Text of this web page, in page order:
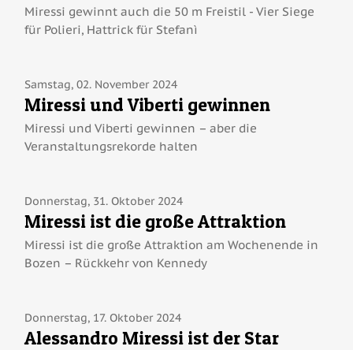
PHOTO
KONTAKT
EINSCHREIBUNG
Miressi gewinnt auch die 50 m Freistil - Vier Siege
für Polieri, Hattrick für Stefanì
Samstag, 02. November 2024
Miressi und Viberti gewinnen
Miressi und Viberti gewinnen – aber die
Veranstaltungsrekorde halten
Donnerstag, 31. Oktober 2024
Miressi ist die große Attraktion
Miressi ist die große Attraktion am Wochenende in
Bozen – Rückkehr von Kennedy
Donnerstag, 17. Oktober 2024
Alessandro Miressi ist der Star